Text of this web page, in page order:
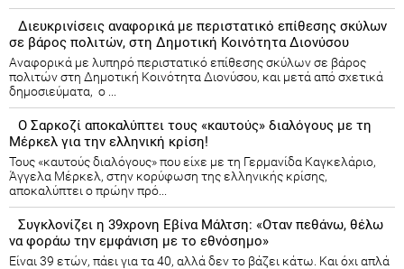
Διευκρινίσεις αναφορικά με περιστατικό επίθεσης σκύλων
σε βάρος πολιτών, στη Δημοτική Κοινότητα Διονύσου
Αναφορικά με λυπηρό περιστατικό επίθεσης σκύλων σε βάρος
πολιτών στη Δημοτική Κοινότητα Διονύσου, και μετά από σχετικά
δημοσιεύματα, ο ...
Ο Σαρκοζί αποκαλύπτει τους «καυτούς» διαλόγους με τη
Μέρκελ για την ελληνική κρίση!
Τους «καυτούς διαλόγους» που είχε με τη Γερμανίδα Καγκελάριο,
Άγγελα Μέρκελ, στην κορύφωση της ελληνικής κρίσης,
αποκαλύπτει ο πρώην πρό...
Συγκλονίζει η 39χρονη Εβίνα Μάλτση: «Οταν πεθάνω, θέλω
να φοράω την εμφάνιση με το εθνόσημο»
Είναι 39 ετών, πάει για τα 40, αλλά δεν το βάζει κάτω. Και όχι απλά